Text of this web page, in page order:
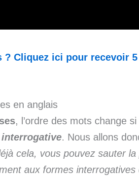
? Cliquez ici pour recevoir
en anglais
, l’ordre des mots change si
interrogative. Nous allons
cela, vous pouvez sauter la
aux formes interrogatives